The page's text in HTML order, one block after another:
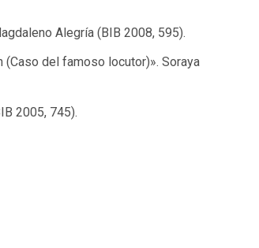
Alegría (BIB 2008, 595).
del famoso locutor)». Soraya
2005, 745).